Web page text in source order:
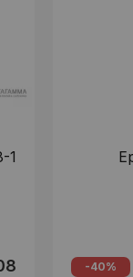
1
-40%